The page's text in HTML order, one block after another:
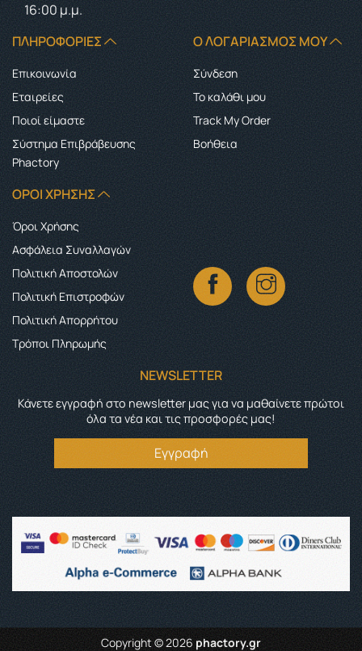
16:00 μ.μ.
ΠΛΗΡΟΦΟΡΊΕΣ
Επικοινωνία
Εταιρείες
Ποιοί είμαστε
Σύστημα Επιβράβευσης
Phactory
Ο ΛΟΓΑΡΙΑΣΜΌΣ ΜΟΥ
Σύνδεση
Το καλάθι μου
Track My Order
Boήθεια
ΌΡΟΙ ΧΡΉΣΗΣ
Όροι Χρήσης
Ασφάλεια Συναλλαγών
Πολιτική Αποστολών
Πολιτική Επιστροφών
Πολιτική Απορρήτου
Τρόποι Πληρωμής
NEWSLETTER
Κάνετε εγγραφή στο newsletter μας για να μαθαίνετε πρώτοι
όλα τα νέα και τις προσφορές μας!
Εγγραφή
Copyright © 2026 phactory.gr